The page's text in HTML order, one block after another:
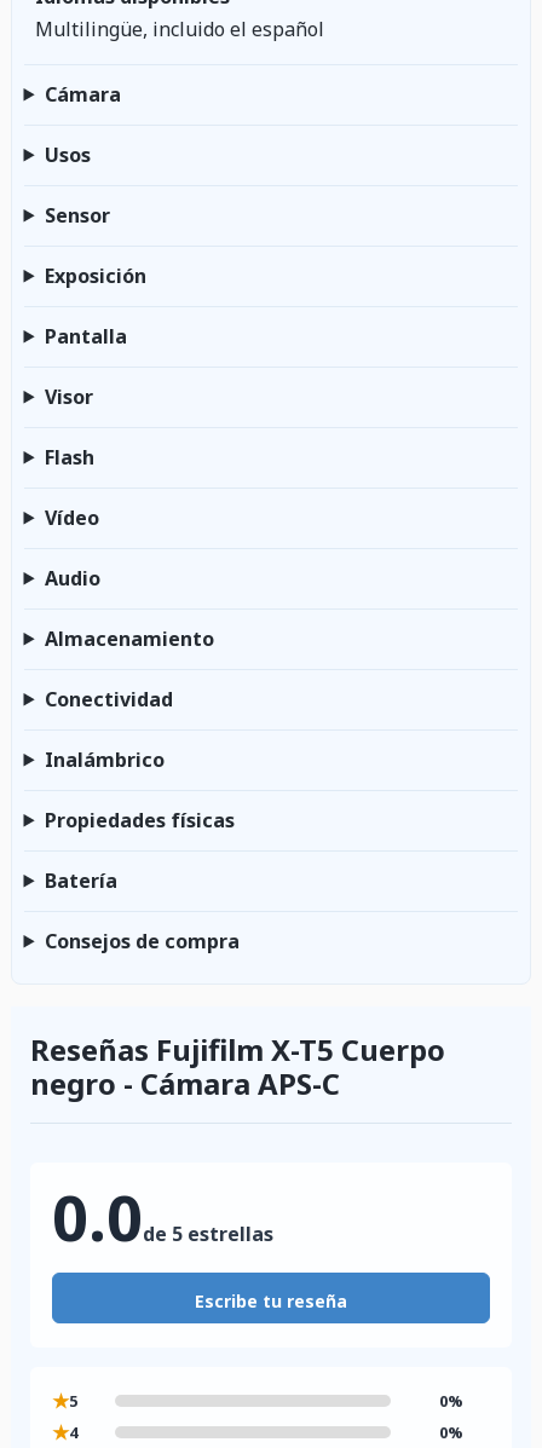
Multilingüe, incluido el español
Cámara
Usos
Sensor
Exposición
Pantalla
Visor
Flash
Vídeo
Audio
Almacenamiento
Conectividad
Inalámbrico
Propiedades físicas
Batería
Consejos de compra
Reseñas Fujifilm X-T5 Cuerpo
negro - Cámara APS-C
0.0de 5 estrellas
Escribe tu reseña
★5 0%
★4 0%